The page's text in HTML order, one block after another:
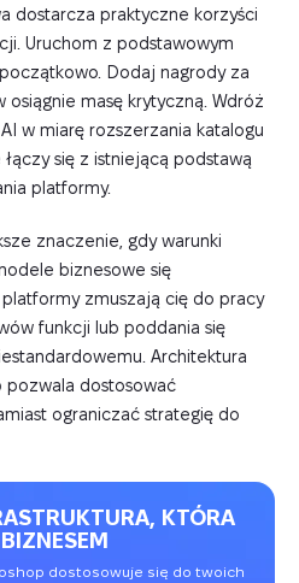
dostarcza praktyczne korzyści
Uruchom z podstawowym
Dodaj nagrody za
osiągnie masę krytyczną. Wdróż
w miarę rozszerzania katalogu
się z istniejącą podstawą
platformy.
znaczenie, gdy warunki
biznesowe się
zmuszają cię do pracy
funkcji lub poddania się
Architektura
pozwala dostosować
ograniczać strategię do
KTÓRA
dostosowuje się do twoich